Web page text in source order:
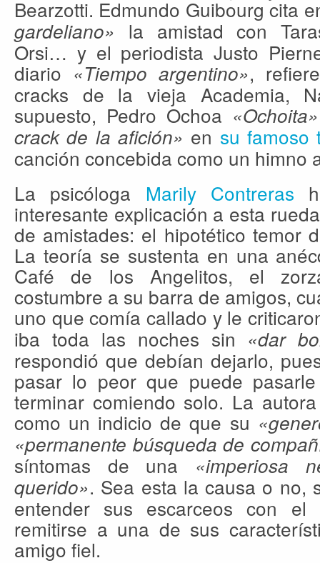
Bearzotti. Edmundo Guibourg cita
gardeliano» la amistad con
Orsi… y el periodista Justo
diario «Tiempo argentino»,
cracks de la vieja Academia,
supuesto, Pedro Ochoa «Ochoita»
crack de la afición» en su
canción concebida como un himno
La psicóloga Marily Contreras
interesante explicación a esta
de amistades: el hipotético temor
La teoría se sustenta en una
Café de los Angelitos, el
costumbre a su barra de amigos,
uno que comía callado y le
iba toda las noches sin «dar
respondió que debían dejarlo,
pasar lo peor que puede
terminar comiendo solo. La
como un indicio de que su
«permanente búsqueda de
síntomas de una «imperiosa
querido». Sea esta la causa o no,
entender sus escarceos con
remitirse a una de sus
amigo fiel.